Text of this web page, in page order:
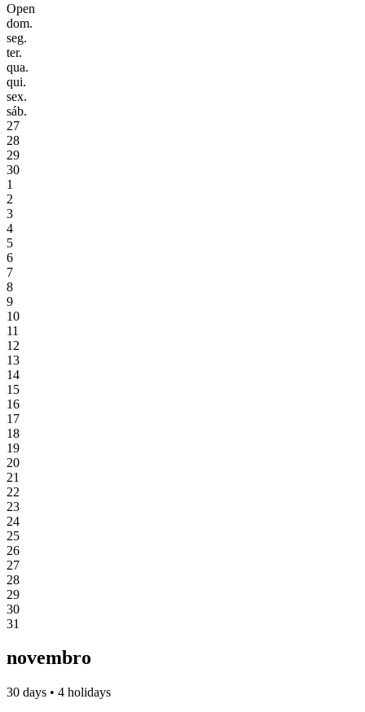
Open
dom.
seg.
ter.
qua.
qui.
sex.
sáb.
27
28
29
30
1
2
3
4
5
6
7
8
9
10
11
12
13
14
15
16
17
18
19
20
21
22
23
24
25
26
27
28
29
30
31
novembro
30 days • 4 holidays